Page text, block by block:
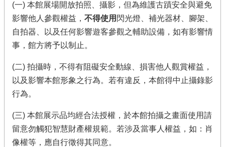
(一) 本館展場開放拍照、攝影，但為維護古蹟安全與避免
影響他人參觀權益， 不得使用 閃光燈、補光器材、腳架、
自拍器、以及任何影響遊客參觀之輔助設備，如有影響情
事，館方將予以制止。
(二) 拍攝時，不得有阻礙安全動線、損害他人觀賞權益，
以及影響本館形象之行為。若有違反，本館得中止攝錄影
行為。
(三) 本館展示品均經合法授權，於本館拍攝之畫面使用請
留意勿觸犯智慧財產權規範。若涉及當事人權益，如：肖
像權等，應自行徵得其同意。